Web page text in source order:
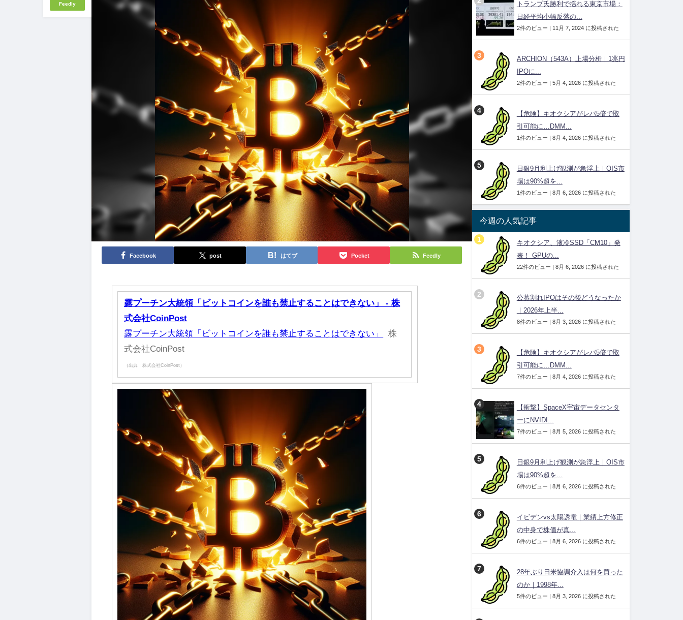
Feedly
Facebook post はてブ Pocket Feedly
露プーチン大統領「ビットコインを誰も禁止することはできない」 - 株
式会社CoinPost
露プーチン大統領「ビットコインを誰も禁止することはできない」
株
式会社CoinPost
（出典：株式会社CoinPost）
トランプ氏勝利で揺れる東京市場：
日経平均小幅反落の...
2件のビュー | 11月 7, 2024 に投稿された
ARCHION（543A）上場分析｜1兆円
IPOに...
2件のビュー | 5月 4, 2026 に投稿された
【危険】キオクシアがレバ5倍で取
引可能に…DMM...
1件のビュー | 8月 4, 2026 に投稿された
日銀9月利上げ観測が急浮上｜OIS市
場は90%超を...
1件のビュー | 8月 6, 2026 に投稿された
今週の人気記事
キオクシア、液冷SSD「CM10」発
表！ GPUの...
22件のビュー | 8月 6, 2026 に投稿された
公募割れIPOはその後どうなったか
｜2026年上半...
8件のビュー | 8月 3, 2026 に投稿された
【危険】キオクシアがレバ5倍で取
引可能に…DMM...
7件のビュー | 8月 4, 2026 に投稿された
【衝撃】SpaceX宇宙データセンタ
ーにNVIDI...
7件のビュー | 8月 5, 2026 に投稿された
日銀9月利上げ観測が急浮上｜OIS市
場は90%超を...
6件のビュー | 8月 6, 2026 に投稿された
イビデンvs太陽誘電｜業績上方修正
の中身で株価が真...
6件のビュー | 8月 6, 2026 に投稿された
28年ぶり日米協調介入は何を買った
のか｜1998年...
5件のビュー | 8月 3, 2026 に投稿された